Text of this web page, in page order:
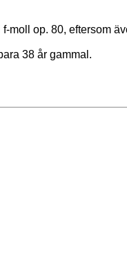
moll op. 80, eftersom
38 år gammal.